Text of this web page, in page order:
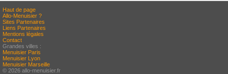
Haut de page
Allo-Menuisier ?
Sites Partenaires
Liens Partenaires
Mentions légales
Contact
Grandes villes :
Menuisier Paris
Menuisier Lyon
Menuisier Marseille
© 2026 allo-menuisier.fr